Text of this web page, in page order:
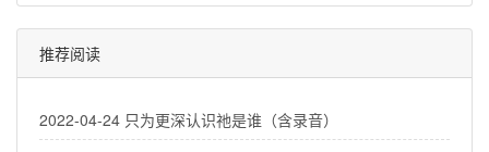
推荐阅读
2022-04-24 只为更深认识祂是谁（含录音）